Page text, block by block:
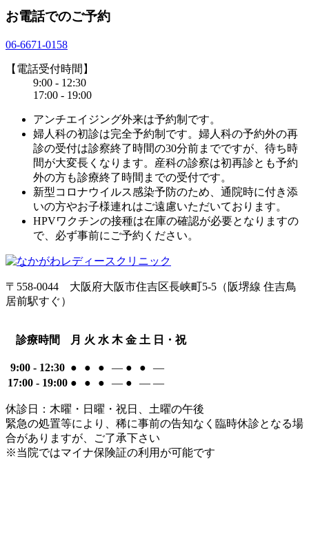
お電話でのご予約
06-6671-0158
【電話受付時間】
9:00 - 12:30
17:00 - 19:00
アンチエイジング外来は予約制です。
婦人科の初診は完全予約制です。婦人科の予約外の再
診の受付は診察終了時間の30分前までですが、待ち時
間が大変長くなります。産科の診察は初再診とも予約
外の方も診療終了時間までの受付です。
新型コロナウイルス感染予防のため、通院時に付き添
いの方やお子様連れはご遠慮いただいております。
HPVワクチンの接種は在庫の確認が必要となりますの
で、必ず事前にご予約ください。
〒558-0044 大阪府大阪市住吉区長峡町5-5 （阪堺線 住吉鳥
居前駅すぐ）
診療時間 月 火 水 木 金 土 日・祝
9:00 - 12:30 ● ● ● ― ● ●
―
17:00 - 19:00 ● ● ● ― ● ― ―
休診日：木曜・日曜・祝日、土曜の午後
緊急の処置等により、稀に事前の告知なく臨時休診となる場
合がありますが、ご了承下さい
※当院ではマイナ保険証の利用が可能です